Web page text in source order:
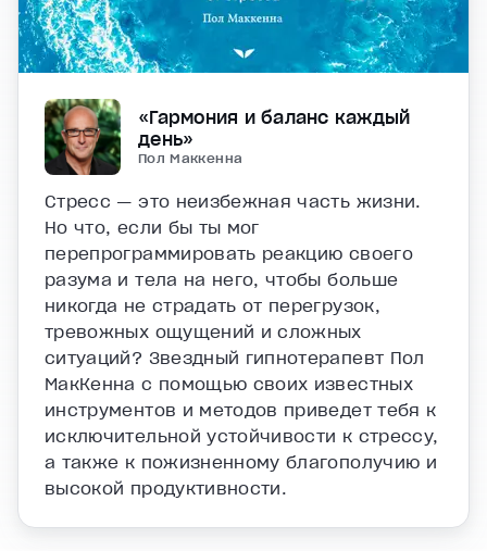
«Гармония и баланс каждый
день»
Пол Маккенна
Стресс — это неизбежная часть жизни.
Но что, если бы ты мог
перепрограммировать реакцию своего
разума и тела на него, чтобы больше
никогда не страдать от перегрузок,
тревожных ощущений и сложных
ситуаций? Звездный гипнотерапевт Пол
МакКенна с помощью своих известных
инструментов и методов приведет тебя к
исключительной устойчивости к стрессу,
а также к пожизненному благополучию и
высокой продуктивности.